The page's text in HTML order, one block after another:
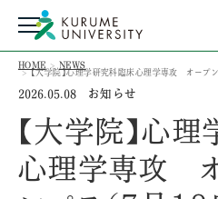
HOME
NEWS
【大学院】心理学研究科臨床心理学専攻 オープン
2026.05.08 お知らせ
【大学院】心
心理学専攻